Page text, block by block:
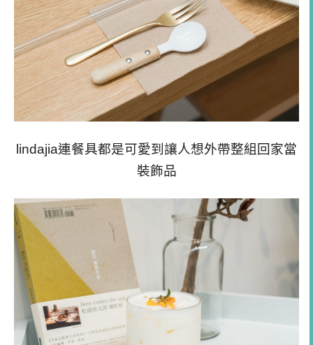
lindajia連餐具都是可愛到讓人想外帶整組回家當
裝飾品